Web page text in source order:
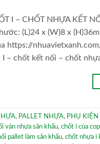
I – CHỐT NHỰA KẾT
(L)24 x (W)8 x
https://
– chốt kết nối – chốt
, PALLET NHỰA, PHỤ KIỆN
ván nhựa sân khấu, chốt i cùa
pallet làm sân khấu, chốt nhựa i